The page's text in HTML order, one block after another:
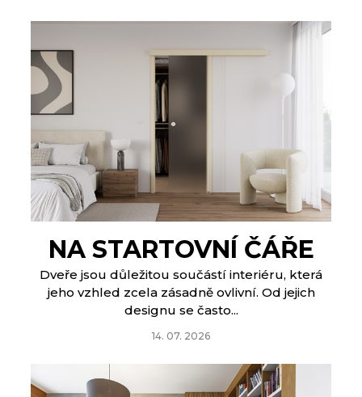
NA STARTOVNÍ ČÁŘE
Dveře jsou důležitou součástí interiéru, která
jeho vzhled zcela zásadně ovlivní. Od jejich
designu se často...
14. 07. 2026